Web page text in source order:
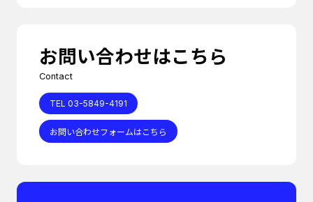
お問い合わせはこちら
Contact
TEL 03-5849-4191
お問い合わせフォームはこちら